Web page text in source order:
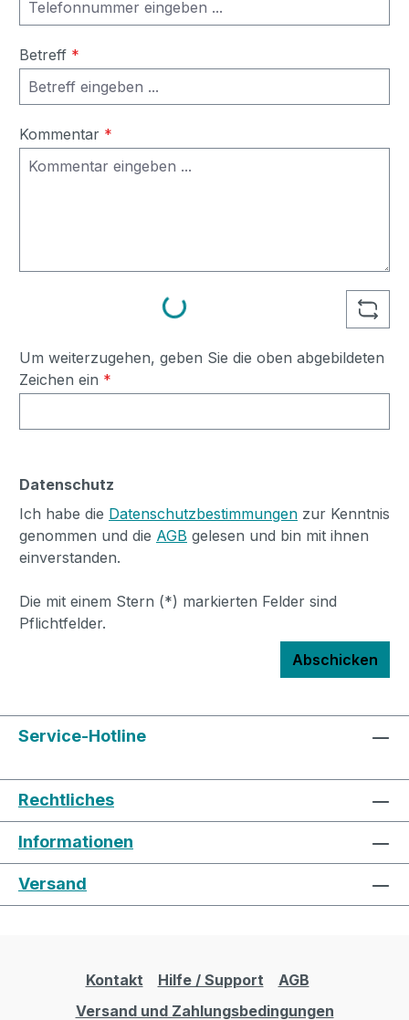
Betreff *
Kommentar *
Loading...
Um weiterzugehen, geben Sie die oben abgebildeten
Zeichen ein *
Datenschutz
Ich habe die Datenschutzbestimmungen zur Kenntnis
genommen und die AGB gelesen und bin mit ihnen
einverstanden.
Die mit einem Stern (*) markierten Felder sind
Pflichtfelder.
Abschicken
Service-Hotline
Rechtliches
Informationen
Versand
Kontakt Hilfe / Support
AGB
Versand und Zahlungsbedingungen